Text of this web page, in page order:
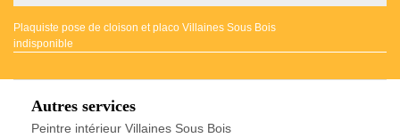
Plaquiste pose de cloison et placo Villaines Sous Bois
indisponible
Autres services
Peintre intérieur Villaines Sous Bois